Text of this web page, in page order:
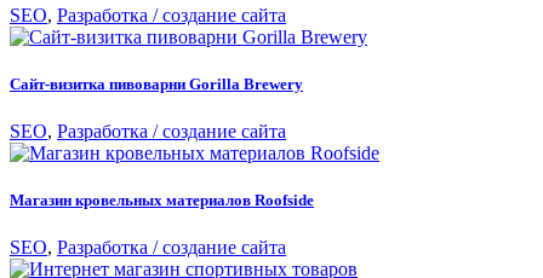
SEO, Разработка / создание сайта
Сайт-визитка пивоварни Gorilla Brewery
SEO, Разработка / создание сайта
Магазин кровельных материалов Roofside
SEO, Разработка / создание сайта